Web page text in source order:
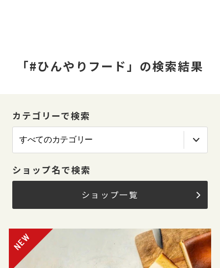
「#ひんやりフード」の検索結果
カテゴリーで検索
ショップ名で検索
ショップ一覧